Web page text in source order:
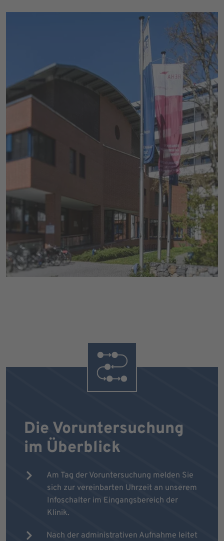
Die Voruntersuchung
im Überblick
Am Tag der Voruntersuchung melden Sie
sich zur vereinbarten Uhrzeit an unserem
Infoschalter im Eingangsbereich der
Klinik.
Nach der administrativen Aufnahme leitet